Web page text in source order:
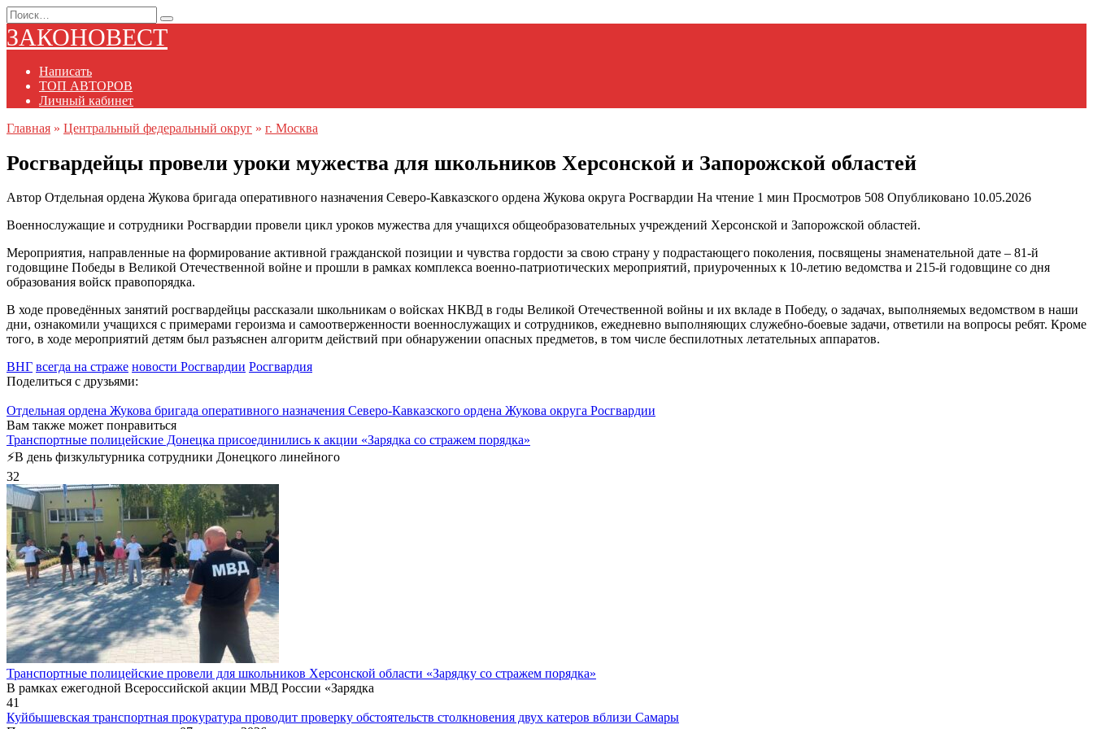
Перейти
к
содержанию
Search
for:
ЗАКОНОВЕСТ
Написать
ТОП АВТОРОВ
Личный кабинет
Главная » Центральный федеральный округ » г. Москва
Росгвардейцы провели уроки мужества для школьников Херсонской и Запорожской областей
Автор Отдельная ордена Жукова бригада оперативного назначения Северо-Кавказского ордена Жукова округа Росгвардии На чтение 1 мин Просмотров 508 Опубликовано 10.05.2026
Военнослужащие и сотрудники Росгвардии провели цикл уроков мужества для учащихся общеобразовательных учреждений Херсонской и Запорожской областей.
Мероприятия, направленные на формирование активной гражданской позиции и чувства гордости за свою страну у подрастающего поколения, посвящены знаменательной дате – 81-й
годовщине Победы в Великой Отечественной войне и прошли в рамках комплекса военно-патриотических мероприятий, приуроченных к 10-летию ведомства и 215-й годовщине со дня
образования войск правопорядка.
В ходе проведённых занятий росгвардейцы рассказали школьникам о войсках НКВД в годы Великой Отечественной войны и их вкладе в Победу, о задачах, выполняемых ведомством в наши
дни, ознакомили учащихся с примерами героизма и самоотверженности военнослужащих и сотрудников, ежедневно выполняющих служебно-боевые задачи, ответили на вопросы ребят. Кроме
того, в ходе мероприятий детям был разъяснен алгоритм действий при обнаружении опасных предметов, в том числе беспилотных летательных аппаратов.
ВНГ всегда на страже новости Росгвардии Росгвардия
Поделиться с друзьями:
Отдельная ордена Жукова бригада оперативного назначения Северо-Кавказского ордена Жукова округа Росгвардии
Вам также может понравиться
Транспортные полицейские Донецка присоединились к акции «Зарядка со стражем порядка»
⚡️В день физкультурника сотрудники Донецкого линейного
32
Транспортные полицейские провели для школьников Херсонской области «Зарядку со стражем порядка»
В рамках ежегодной Всероссийской акции МВД России «Зарядка
41
Куйбышевская транспортная прокуратура проводит проверку обстоятельств столкновения двух катеров вблизи Самары